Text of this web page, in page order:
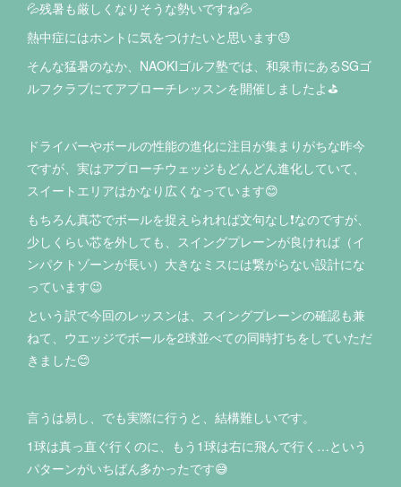
💦残暑も厳しくなりそうな勢いですね💦
熱中症にはホントに気をつけたいと思います😓
そんな猛暑のなか、NAOKIゴルフ塾では、和泉市にあるSGゴ
ルフクラブにてアプローチレッスンを開催しましたよ⛳️
ドライバーやボールの性能の進化に注目が集まりがちな昨今
ですが、実はアプローチウェッジもどんどん進化していて、
スイートエリアはかなり広くなっています😊
もちろん真芯でボールを捉えられれば文句なし❗️なのですが、
少しくらい芯を外しても、スイングプレーンが良ければ（イ
ンパクトゾーンが長い）大きなミスには繋がらない設計にな
っています😉
という訳で今回のレッスンは、スイングプレーンの確認も兼
ねて、ウエッジでボールを2球並べての同時打ちをしていただ
きました😊
言うは易し、でも実際に行うと、結構難しいです。
1球は真っ直ぐ行くのに、もう1球は右に飛んで行く…という
パターンがいちばん多かったです😅